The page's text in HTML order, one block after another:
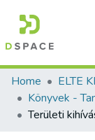
Home